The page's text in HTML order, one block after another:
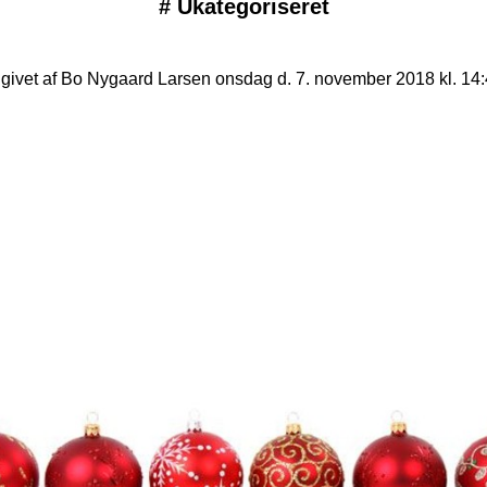
# Ukategoriseret
af Bo Nygaard Larsen onsdag d. 7. november 2018 kl.